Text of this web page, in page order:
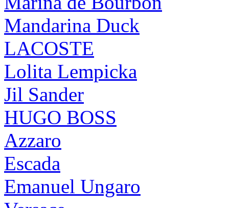
Mandarina Duck
LACOSTE
Lolita Lempicka
Jil Sander
HUGO BOSS
Azzaro
Escada
Emanuel Ungaro